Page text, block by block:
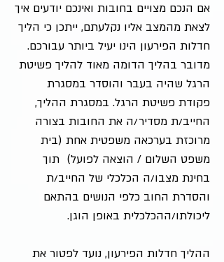
אם הנכם מצויים בחובות ואינכם יודעים איך
לצאת מהמצב אליו נקלעתם, ייתכן כי הליך
חדלות הפירעון הינו יעיל ביותר עבורכם.
מדובר בהליך הדומה מאוד להליך פשיטת
הרגל שהיה בעבר והוסדר במסגרת
פקודת פשיטת הרגל. במסגרת ההליך,
החייב/ת מסדיר/ה את החובות בצורה
מרוכזת בערכאה משפטית אחת (בית
משפט השלום / הוצאה לפועל) תוך
בחינת מצבו/ה הכלכלי של החייב/ת
והסדרת החוב כלפי הנושים בהתאם
ליכולתו/ההכלכלית באופן הוגן.
ההליך חדלות הפירעון, נועד לפטור את